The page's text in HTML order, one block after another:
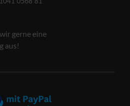
0568 81
gerne eine
aus!